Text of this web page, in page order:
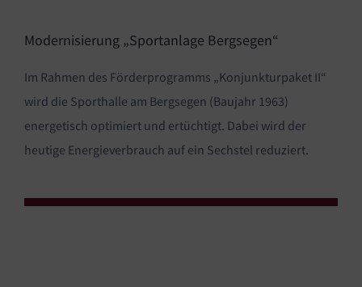
Modernisierung „Sportanlage Bergsegen“
Im Rahmen des Förderprogramms „Konjunkturpaket II“
wird die Sporthalle am Bergsegen (Baujahr 1963)
energetisch optimiert und ertüchtigt. Dabei wird der
heutige Energieverbrauch auf ein Sechstel reduziert.